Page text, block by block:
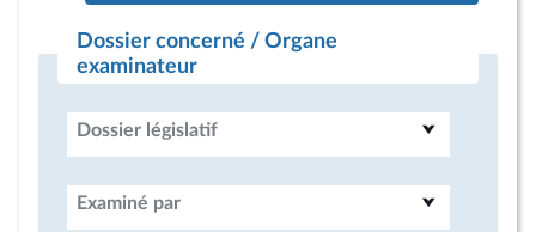
Dossier concerné / Organe
examinateur
Dossier législatif
Examiné par